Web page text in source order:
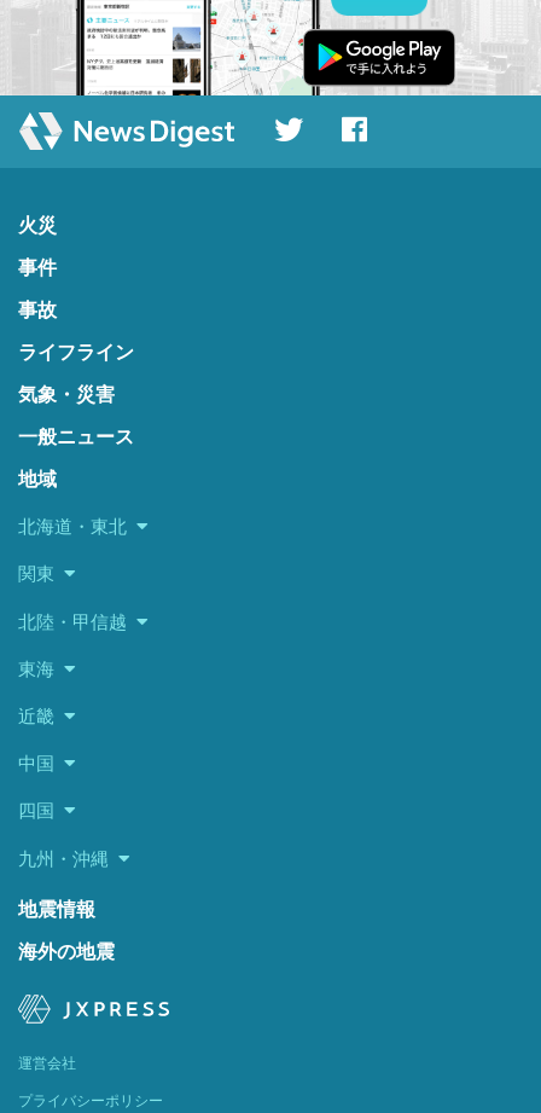
火災
事件
事故
ライフライン
気象・災害
一般ニュース
地域
北海道・東北
関東
北陸・甲信越
東海
近畿
中国
四国
九州・沖縄
地震情報
海外の地震
運営会社
プライバシーポリシー